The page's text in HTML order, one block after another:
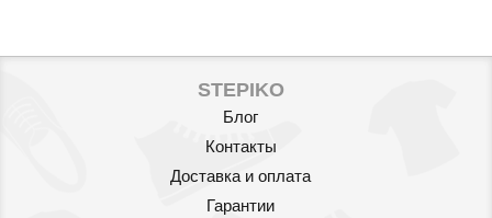
STEPIKO
Блог
Контакты
Доставка и оплата
Гарантии